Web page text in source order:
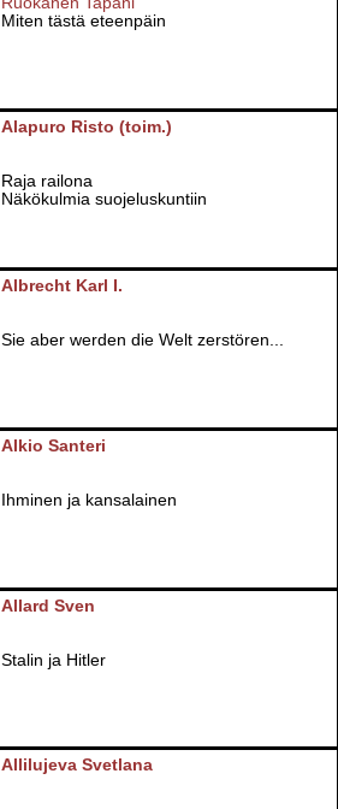
Miten tästä eteenpäin
Alapuro Risto (toim.)
Raja railona
Näkökulmia suojeluskuntiin
Albrecht Karl I.
Sie aber werden die Welt zerstören...
Alkio Santeri
Ihminen ja kansalainen
Allard Sven
Stalin ja Hitler
Allilujeva Svetlana